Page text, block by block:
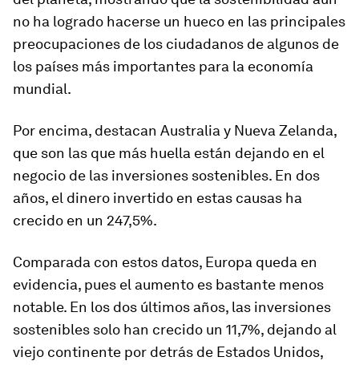
no ha logrado hacerse un hueco en las principales
preocupaciones de los ciudadanos de algunos de
los países más importantes para la economía
mundial.
Por encima, destacan Australia y Nueva Zelanda,
que son las que más huella están dejando en el
negocio de las inversiones sostenibles. En dos
años, el dinero invertido en estas causas ha
crecido en un 247,5%.
Comparada con estos datos, Europa queda en
evidencia, pues el aumento es bastante menos
notable. En los dos últimos años, las inversiones
sostenibles solo han crecido un 11,7%, dejando al
viejo continente por detrás de Estados Unidos,